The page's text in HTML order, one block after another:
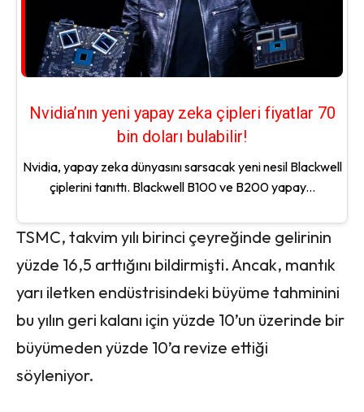
Nvidia’nın yeni yapay zeka çipleri fiyatlar 70
bin doları bulabilir!
Nvidia, yapay zeka dünyasını sarsacak yeni nesil Blackwell
çiplerini tanıttı. Blackwell B100 ve B200 yapay...
TSMC, takvim yılı birinci çeyreğinde gelirinin
yüzde 16,5 arttığını bildirmişti. Ancak, mantık
yarı iletken endüstrisindeki büyüme tahminini
bu yılın geri kalanı için yüzde 10’un üzerinde bir
büyümeden yüzde 10’a revize ettiği
söyleniyor.